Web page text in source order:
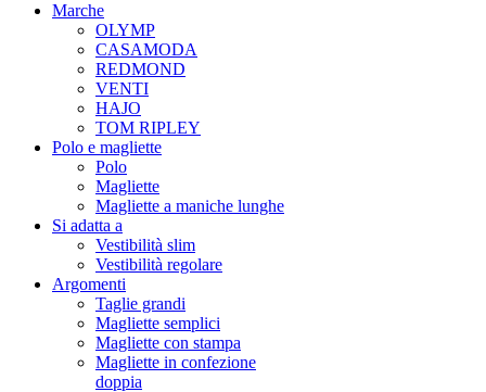
Marche
OLYMP
CASAMODA
REDMOND
VENTI
HAJO
TOM RIPLEY
Polo e magliette
Polo
Magliette
Magliette a maniche lunghe
Si adatta a
Vestibilità slim
Vestibilità regolare
Argomenti
Taglie grandi
Magliette semplici
Magliette con stampa
Magliette in confezione
doppia